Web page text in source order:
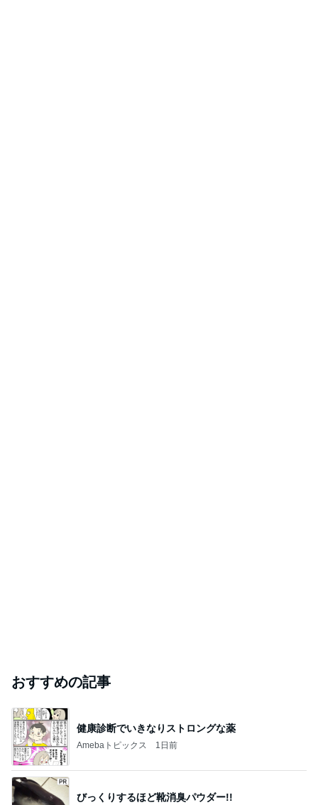
おすすめの記事
健康診断でいきなりストロングな薬
Amebaトピックス 1日前
びっくりするほど靴消臭パウダー!!